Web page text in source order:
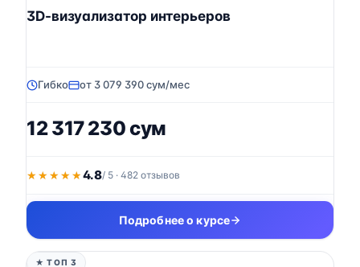
3D-визуализатор интерьеров
Гибко от 3 079 390 сум/мес
12 317 230 сум
★★★★★
★★★★★4.8/ 5 · 482 отзывов
Подробнее о курсе
★ ТОП 3